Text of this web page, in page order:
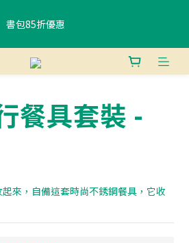
書包85折優惠
書包85折優惠
免運費 、滿$800澳門免運費
HK$400，即可獲贈免費午餐袋一個 (隨
機)
餐具套裝 -
來，自備這套時尚不銹鋼餐具，它收